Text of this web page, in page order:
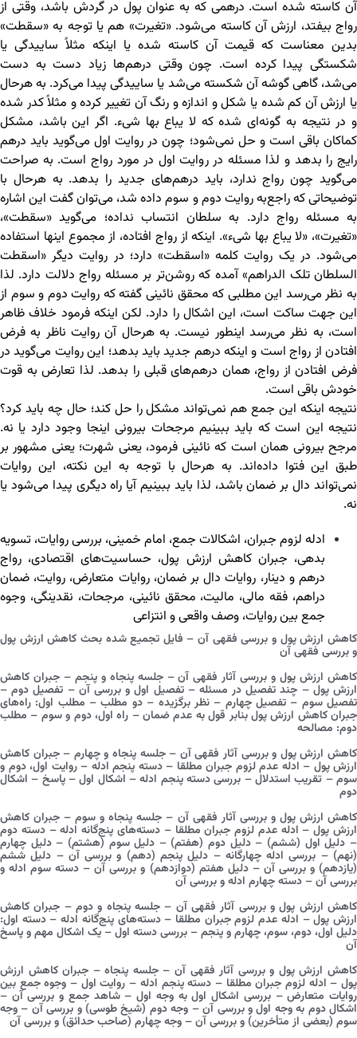
آن کاسته شده است. درهمی که به عنوان پول در گردش باشد، وقتی از
رواج بیفتد، ارزش آن کاسته می‌شود. «تغیرت» هم یا توجه به «سقطت»
بدین معناست که قیمت آن کاسته شده یا اینکه مثلاً ساییدگی یا
شکستگی پیدا کرده است. چون وقتی درهم‌ها زیاد دست به دست
می‌شد، گاهی گوشه آن شکسته می‌شد یا ساییدگی پیدا می‌کرد. به هرحال
یا ارزش آن کم شده یا شکل و اندازه و رنگ آن تغییر کرده و مثلاً کدر شده
و در نتیجه به گونه‌ای شده که لا یباع بها شیء. اگر این باشد، مشکل
کماکان باقی است و حل نمی‌شود؛ چون در روایت اول می‌گوید باید درهم
رایج را بدهد و لذا مسئله در روایت اول در مورد رواج است. به صراحت
می‌گوید چون رواج ندارد، باید درهم‌های جدید را بدهد. به هرحال با
توضیحاتی که راجع‌به روایت دوم و سوم داده شد، می‌توان گفت این اشاره
به مسئله رواج دارد. به سلطان انتساب نداده؛ می‌گوید «سقطت»،
«تغیرت»، «لا یباع بها شیء». اینکه از رواج افتاده، از مجموع اینها استفاده
می‌شود. در یک روایت کلمه «اسقطت» دارد؛ در روایت دیگر «اسقطت
السلطان تلک الدراهم» آمده که روشن‌تر بر مسئله رواج دلالت دارد. لذا
به نظر می‌رسد این مطلبی که محقق نائینی گفته که روایت دوم و سوم از
این جهت ساکت است، این اشکال را دارد. لکن اینکه فرمود خلاف ظاهر
است، به نظر می‌رسد اینطور نیست. به هرحال آن روایت ناظر به فرض
افتادن از رواج است و اینکه درهم جدید باید بدهد؛ این روایت می‌گوید در
فرض افتادن از رواج، همان درهم‌های قبلی را بدهد. لذا تعارض به قوت
خودش باقی است.
نتیجه اینکه این جمع هم نمی‌تواند مشکل را حل کند؛ حال چه باید کرد؟
نتیجه این است که باید ببینیم مرجحات بیرونی اینجا وجود دارد یا نه.
مرجح بیرونی همان است که نائینی فرمود، یعنی شهرت؛ یعنی مشهور بر
طبق این فتوا داده‌اند. به هرحال با توجه به این نکته، این روایات
نمی‌تواند دال بر ضمان باشد، لذا باید ببینیم آیا راه دیگری پیدا می‌شود یا
نه.
ادله لزوم جبران، اشکالات جمع، امام خمینی، بررسی روایات، تسویه
بدهی، جبران کاهش ارزش پول، حساسیت‌های اقتصادی، رواج
درهم و دینار، روایات دال بر ضمان،روایات متعارض، روایت، ضمان
دراهم، فقه مالی، مالیت، محقق نائینی، مرجحات، نقدینگی، وجوه
جمع بین روایات، وصف واقعی و انتزاعی
کاهش ارزش پول و بررسی فقهی آن – فایل تجمیع شده بحث کاهش ارزش پول
و بررسی فقهی آن
کاهش ارزش پول و بررسی آثار فقهی آن – جلسه پنجاه و پنجم – جبران کاهش
ارزش پول – چند تفصیل در مسئله – تفصیل اول و بررسی آن – تفصیل دوم –
تفصیل سوم – تفصیل چهارم – نظر برگزیده – دو مطلب – مطلب اول: راه‌های
جبران کاهش ارزش پول بنابر قول به عدم ضمان – راه اول، دوم و سوم – مطلب
دوم: مصالحه
کاهش ارزش پول و بررسی آثار فقهی آن – جلسه پنجاه و چهارم – جبران کاهش
ارزش پول – ادله عدم لزوم جبران مطلقا – دسته پنجم ادله – روایت اول، دوم و
سوم – تقریب استدلال – بررسی دسته پنجم ادله – اشکال اول – پاسخ – اشکال
دوم
کاهش ارزش پول و بررسی آثار فقهی آن – جلسه پنجاه و سوم – جبران کاهش
ارزش پول – ادله عدم لزوم جبران مطلقا – دسته‌های پنج‌گانه ادله – دسته دوم
– دلیل اول (ششم) – دلیل دوم (هفتم) – دلیل سوم (هشتم) – دلیل چهارم
(نهم) – بررسی ادله چهارگانه – دلیل پنجم (دهم) و بررسی آن – دلیل ششم
(یازدهم) و بررسی آن – دلیل هفتم (دوازدهم) و بررسی آن – دسته سوم ادله و
بررسی آن – دسته چهارم ادله و بررسی آن
کاهش ارزش پول و بررسی آثار فقهی آن – جلسه پنجاه و دوم – جبران کاهش
ارزش پول – ادله عدم لزوم جبران مطلقا – دسته‌های پنج‌گانه ادله – دسته اول:
دلیل اول، دوم، سوم، چهارم و پنجم – بررسی دسته اول – یک اشکال مهم و پاسخ
آن
کاهش ارزش پول و بررسی آثار فقهی آن – جلسه پنجاه – جبران کاهش ارزش
پول – ادله لزوم جبران مطلقا – دسته پنجم ادله – روایت اول – وجوه جمع بین
روایات متعارض – بررسی اشکال اول به وجه اول – شاهد جمع و بررسی آن –
اشکال دوم به وجه اول و بررسی آن – وجه دوم (شیخ طوسی) و بررسی آن – وجه
سوم (بعضی از متأخرین) و بررسی آن – وجه چهارم (صاحب حدائق) و بررسی آن